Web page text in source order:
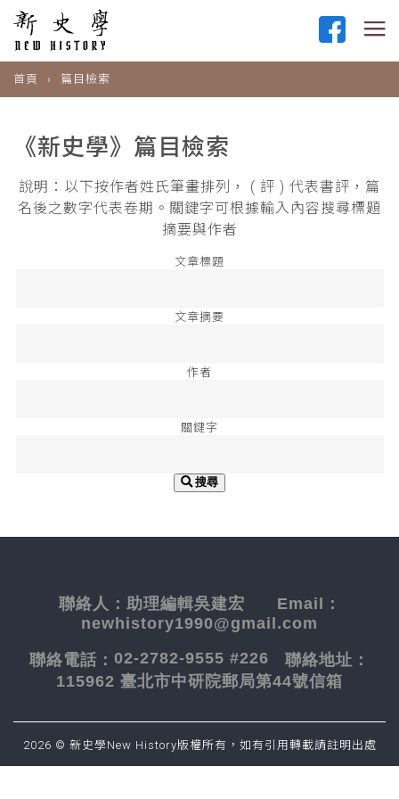
首頁 篇目檢索
《新史學》篇目檢索
說明：以下按作者姓氏筆畫排列， ( 評 ) 代表書評，篇
名後之數字代表卷期。關鍵字可根據輸入內容搜尋標題
摘要與作者
文章標題
文章摘要
作者
關鍵字
搜尋
聯絡人： 助理編輯吳建宏 Email：
newhistory1990@gmail.com
聯絡電話： 02-2782-9555 #226 聯絡地址：
115962 臺北市中研院郵局第44號信箱
2026 © 新史學New History版權所有，如有引用轉載請註明出處